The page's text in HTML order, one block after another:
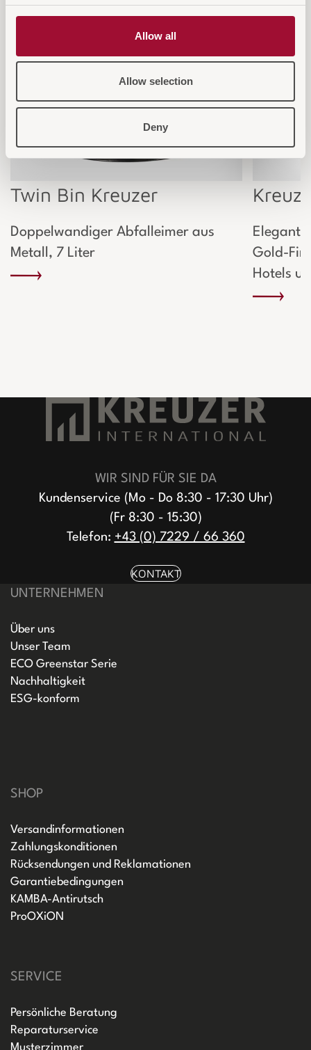
Allow all
Allow selection
Deny
Twin Bin Kreuzer
Doppelwandiger Abfalleimer aus
Metall, 7 Liter
Gold-
Hotels
WIR SIND FÜR SIE DA
Kundenservice (Mo - Do 8:30 - 17:30 Uhr)
(Fr 8:30 - 15:30)
Telefon: +43 (0) 7229 / 66 360
KONTAKT
UNTERNEHMEN
Über uns
Unser Team
ECO Greenstar Serie
Nachhaltigkeit
ESG-konform
SHOP
Versandinformationen
Zahlungskonditionen
Rücksendungen und Reklamationen
Garantiebedingungen
KAMBA-Antirutsch
ProOXiON
SERVICE
Persönliche Beratung
Reparaturservice